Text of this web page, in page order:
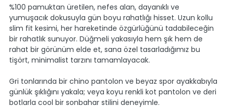
%100 pamuktan üretilen, nefes alan, dayanıklı ve
yumuşacık dokusuyla gün boyu rahatlığı hisset. Uzun kollu
slim fit kesimi, her hareketinde özgürlüğünü tadabileceğin
bir rahatlık sunuyor. Düğmeli yakasıyla hem şık hem de
rahat bir görünüm elde et, sana özel tasarladığımız bu
tişört, minimalist tarzını tamamlayacak.
Gri tonlarında bir chino pantolon ve beyaz spor ayakkabıyla
günlük şıklığını yakala; veya koyu renkli kot pantolon ve deri
botlarla cool bir sonbahar stilini deneyimle.